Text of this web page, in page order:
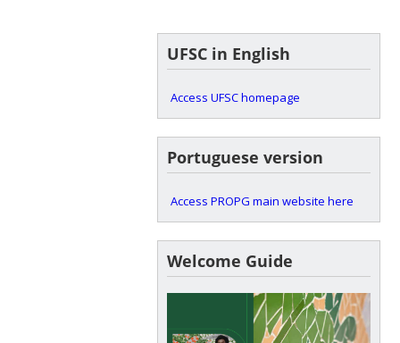
UFSC in English
Access UFSC homepage
Portuguese version
Access PROPG main website here
Welcome Guide